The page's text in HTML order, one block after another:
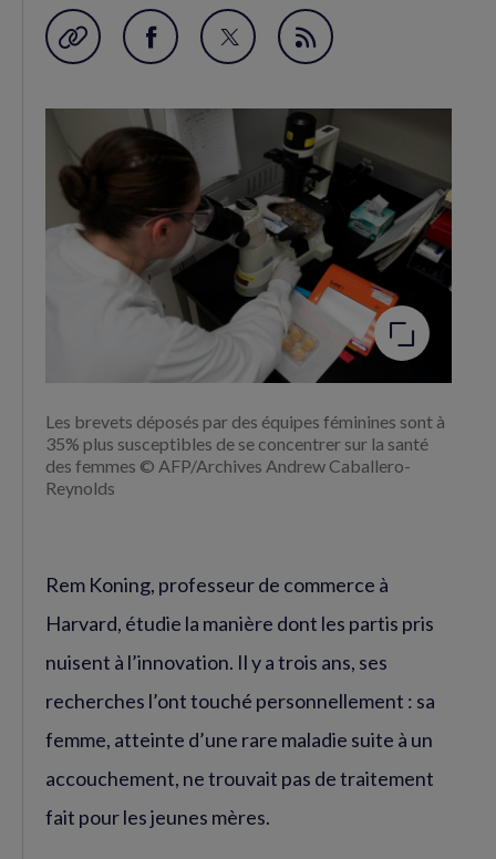
Garder en favori
Partager
Facebook
(nouvelle
fenêtre)
Partager
Twitter
(nouvelle
fenêtre)
Flux
Agrandir
l'image
Les brevets déposés par des équipes féminines sont à
35% plus susceptibles de se concentrer sur la santé
des femmes © AFP/Archives Andrew Caballero-
Reynolds
Rem Koning, professeur de commerce à
Harvard, étudie la manière dont les partis pris
nuisent à l’innovation. Il y a trois ans, ses
recherches l’ont touché personnellement : sa
femme, atteinte d’une rare maladie suite à un
accouchement, ne trouvait pas de traitement
fait pour les jeunes mères.